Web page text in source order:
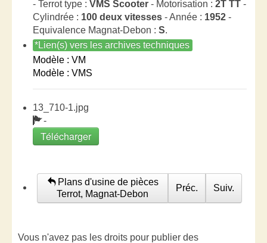
- Terrot type : VMS Scooter - Motorisation : 2T TT -
Cylindrée : 100 deux vitesses - Année : 1952 -
Equivalence Magnat-Debon : S.
*Lien(s) vers les archives techniques
Modèle : VM
Modèle : VMS
13_710-1.jpg
-
Télécharger
Plans d'usine de pièces
Terrot, Magnat-Debon
Préc. Suiv.
Vous n'avez pas les droits pour publier des